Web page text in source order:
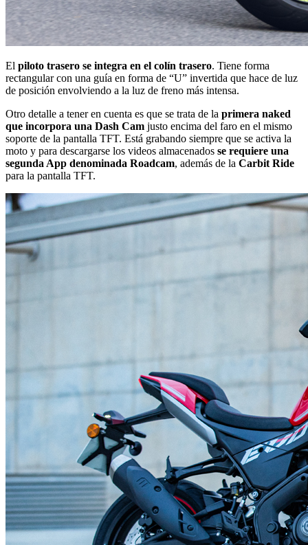
El piloto trasero se integra en el colín trasero. Tiene forma
rectangular con una guía en forma de “U” invertida que hace de luz
de posición envolviendo a la luz de freno más intensa.
Otro detalle a tener en cuenta es que se trata de la primera naked
que incorpora una Dash Cam justo encima del faro en el mismo
soporte de la pantalla TFT. Está grabando siempre que se activa la
moto y para descargarse los videos almacenados se requiere una
segunda App denominada Roadcam, además de la Carbit Ride
para la pantalla TFT.